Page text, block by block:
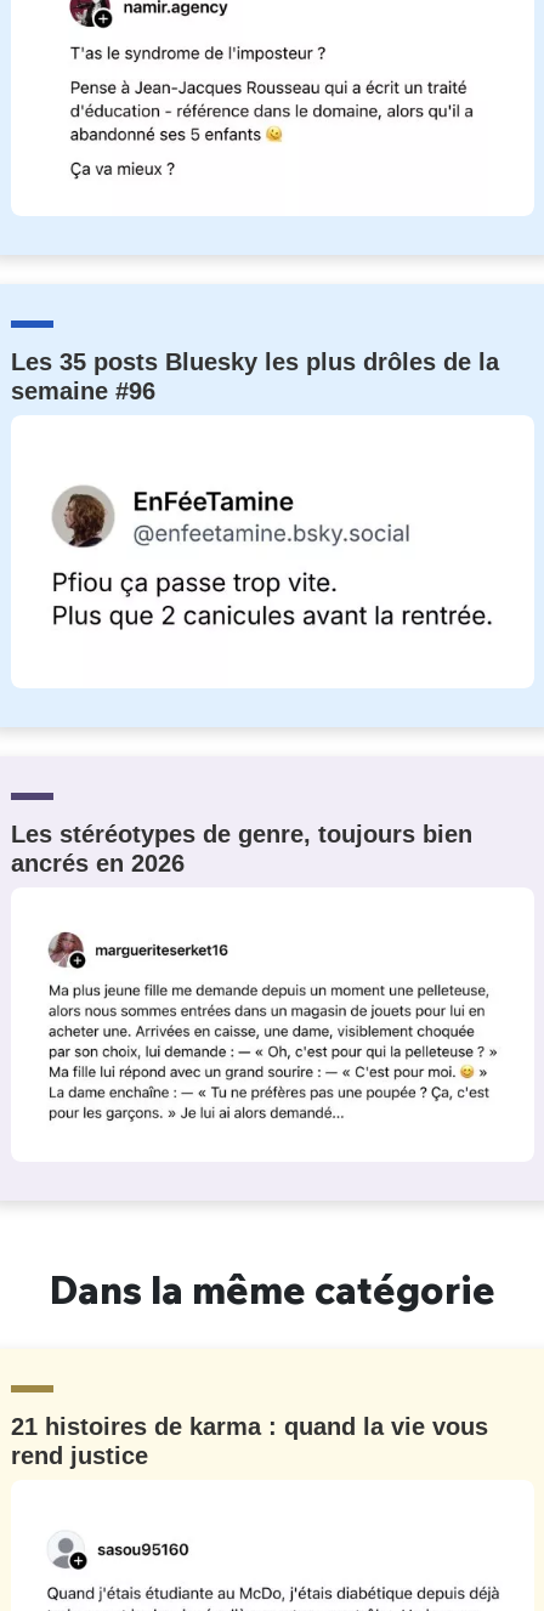
Les 35 posts Bluesky les plus drôles de la
semaine #96
Les stéréotypes de genre, toujours bien
ancrés en 2026
Dans la même catégorie
21 histoires de karma : quand la vie vous
rend justice